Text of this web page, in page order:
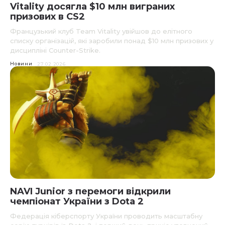
Vitality досягла $10 млн виграних
призових в CS2
Французький клуб Team Vitality увійшов до елітного
списку організацій, які заробили понад $10 млн призових у
дисципліні Counter-Strike.
Новини 27.02.2026
NAVI Junior з перемоги відкрили
чемпіонат України з Dota 2
Федерація кіберспорту України проводить масштабну